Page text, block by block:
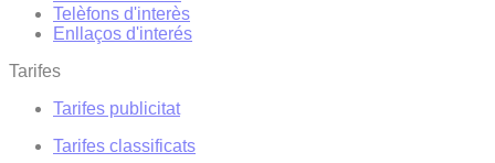
Telèfons d'interès
Enllaços d'interés
Tarifes
Tarifes publicitat
Tarifes classificats